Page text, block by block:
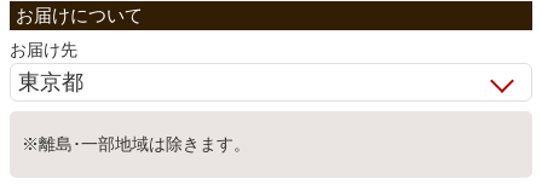
収納家具
学習机
お届け先
※離島･一部地域は除きます。